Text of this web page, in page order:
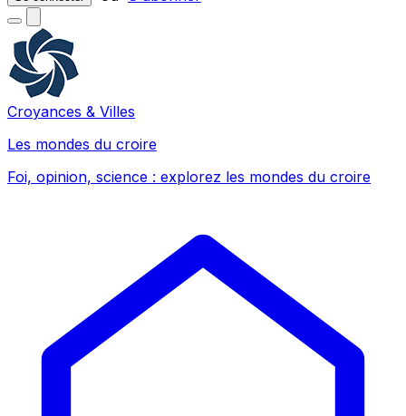
Croyances & Villes
Les mondes du croire
Foi, opinion, science : explorez les mondes du croire